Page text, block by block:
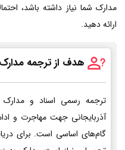
مدارک شما نیاز داشته باشد،
ارائه دهید.
هدف از ترجمه مدارک
ترجمه رسمی اسناد و
آذربایجانی جهت مهاجرت و
گام‌های اساسی است. برای